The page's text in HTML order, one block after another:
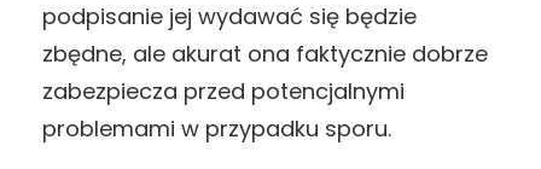
podpisanie jej wydawać się będzie
zbędne, ale akurat ona faktycznie dobrze
zabezpiecza przed potencjalnymi
problemami w przypadku sporu.